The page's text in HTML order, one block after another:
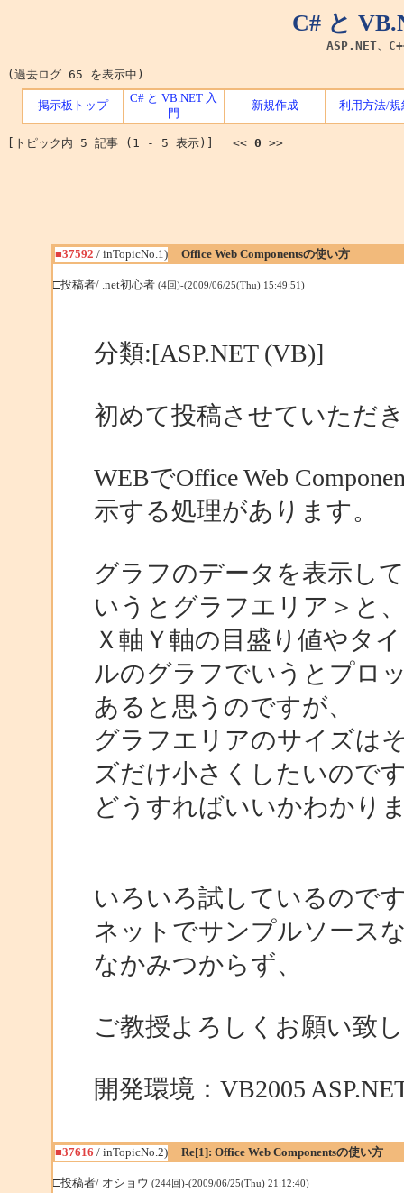
C# と
ASP.NET、
(過去ログ 65 を表示中)
掲示板トップ
C# と VB.NET 入
門
新規作成 利用方法/規
[トピック内 5 記事 (1 - 5 表示)] << 0 >>
■37592 / inTopicNo.1) Office Web Componentsの使い方
□投稿者/ .net初心者 (4回)-(2009/06/25(Thu) 15:49:51)
分類:[ASP.NET (VB)]
初めて投稿させていただ
WEBでOffice Web
示する処理があります。
グラフのデータを表示し
いうとグラフエリア＞と
Ｘ軸Ｙ軸の目盛り値やタ
ルのグラフでいうとプロ
あると思うのですが、
グラフエリアのサイズは
ズだけ小さくしたいので
どうすればいいかわかり
いろいろ試しているので
ネットでサンプルソース
なかみつからず、
ご教授よろしくお願い致
開発環境：VB2005
■37616 / inTopicNo.2) Re[1]: Office Web Componentsの使い方
□投稿者/ オショウ (244回)-(2009/06/25(Thu) 21:12:40)